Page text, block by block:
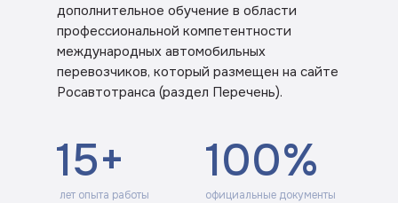
дополнительное обучение в области
профессиональной компетентности
международных автомобильных
перевозчиков, который размещен на сайте
Росавтотранса (раздел Перечень).
лет опыта работы
15+
официальные документы
100%